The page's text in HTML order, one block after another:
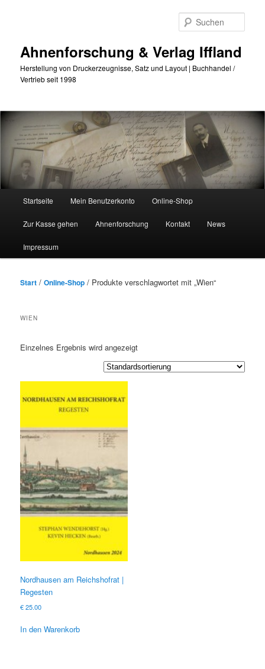
Ahnenforschung & Verlag Iffland
Herstellung von Druckerzeugnisse, Satz und Layout | Buchhandel /
Vertrieb seit 1998
Startseite Mein Benutzerkonto Online-Shop
Zur Kasse gehen Ahnenforschung Kontakt News
Impressum
Start /Online-Shop / Produkte verschlagwortet mit „Wien“
WIEN
Einzelnes Ergebnis wird angezeigt
Nordhausen am Reichshofrat |
Regesten
€25.00
In den Warenkorb